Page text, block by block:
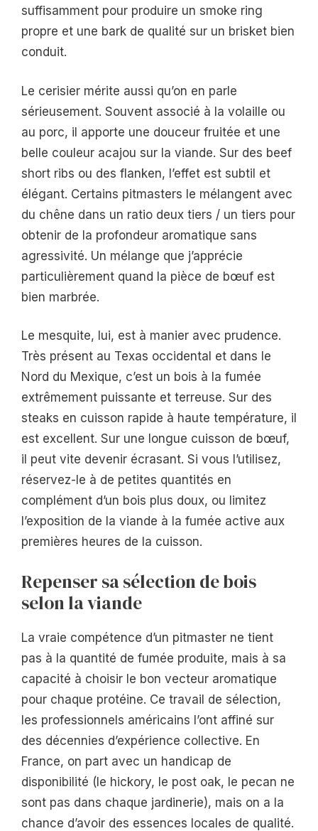
suffisamment pour produire un smoke ring
propre et une bark de qualité sur un brisket bien
conduit.
Le cerisier mérite aussi qu’on en parle
sérieusement. Souvent associé à la volaille ou
au porc, il apporte une douceur fruitée et une
belle couleur acajou sur la viande. Sur des beef
short ribs ou des flanken, l’effet est subtil et
élégant. Certains pitmasters le mélangent avec
du chêne dans un ratio deux tiers / un tiers pour
obtenir de la profondeur aromatique sans
agressivité. Un mélange que j’apprécie
particulièrement quand la pièce de bœuf est
bien marbrée.
Le mesquite, lui, est à manier avec prudence.
Très présent au Texas occidental et dans le
Nord du Mexique, c’est un bois à la fumée
extrêmement puissante et terreuse. Sur des
steaks en cuisson rapide à haute température, il
est excellent. Sur une longue cuisson de bœuf,
il peut vite devenir écrasant. Si vous l’utilisez,
réservez-le à de petites quantités en
complément d’un bois plus doux, ou limitez
l’exposition de la viande à la fumée active aux
premières heures de la cuisson.
Repenser sa sélection de bois
selon la viande
La vraie compétence d’un pitmaster ne tient
pas à la quantité de fumée produite, mais à sa
capacité à choisir le bon vecteur aromatique
pour chaque protéine. Ce travail de sélection,
les professionnels américains l’ont affiné sur
des décennies d’expérience collective. En
France, on part avec un handicap de
disponibilité (le hickory, le post oak, le pecan ne
sont pas dans chaque jardinerie), mais on a la
chance d’avoir des essences locales de qualité.